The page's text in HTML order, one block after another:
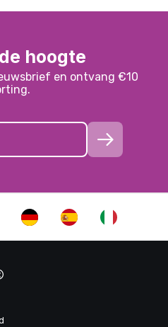
hoogte
en ontvang €10